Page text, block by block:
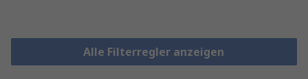
Alle Filterregler anzeigen